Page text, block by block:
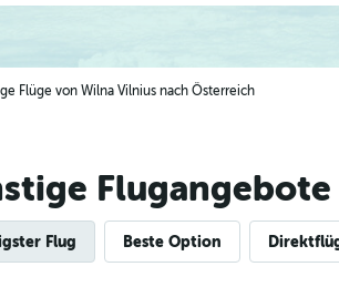
Flüge von Wilna Vilnius nach Österreich
Flug Beste Option